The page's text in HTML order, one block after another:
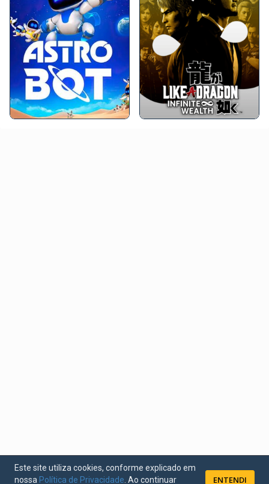
Este site utiliza cookies, conforme explicado em
nossa Política de Privacidade . Ao continuar
ENTENDI